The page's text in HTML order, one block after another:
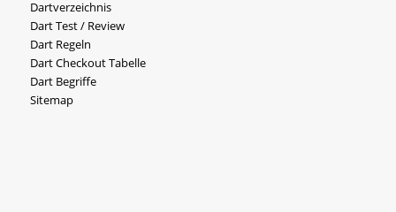
Dartverzeichnis
Dart Test / Review
Dart Regeln
Dart Checkout Tabelle
Dart Begriffe
Sitemap